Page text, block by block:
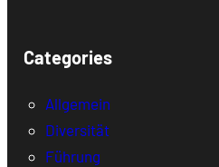
Categories
Allgemein
Diversität
Führung